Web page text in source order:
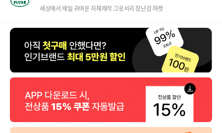
세상에서 제일 귀여운 자체제작 그로서리 장난감 마켓